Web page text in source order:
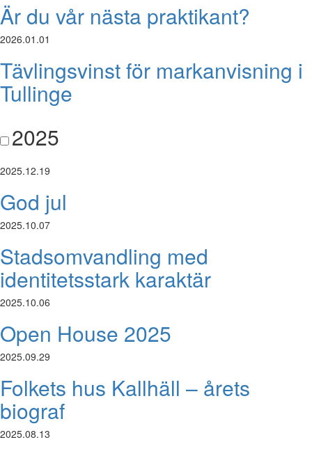
Är du vår nästa praktikant?
2026.01.01
Tävlingsvinst för markanvisning i
Tullinge
2025
2025.12.19
God jul
2025.10.07
Stadsomvandling med
identitetsstark karaktär
2025.10.06
Open House 2025
2025.09.29
Folkets hus Kallhäll – årets
biograf
2025.08.13